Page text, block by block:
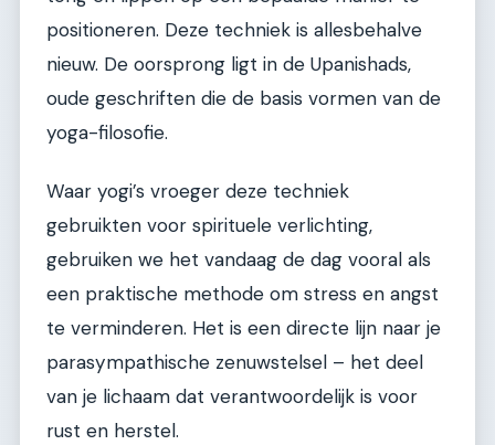
positioneren. Deze techniek is allesbehalve
nieuw. De oorsprong ligt in de Upanishads,
oude geschriften die de basis vormen van de
yoga-filosofie.
Waar yogi’s vroeger deze techniek
gebruikten voor spirituele verlichting,
gebruiken we het vandaag de dag vooral als
een praktische methode om stress en angst
te verminderen. Het is een directe lijn naar je
parasympathische zenuwstelsel – het deel
van je lichaam dat verantwoordelijk is voor
rust en herstel.